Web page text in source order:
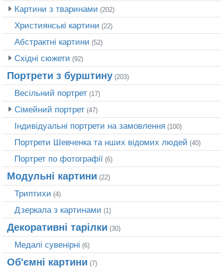
Картини з тваринами (202)
Християнські картини (22)
Абстрактні картини (52)
Східні сюжети (92)
Портрети з бурштину (203)
Весільний портрет (17)
Сімейний портрет (47)
Індивідуальні портрети на замовлення (100)
Портрети Шевченка та нших відомих людей (40)
Портрет по фотографії (6)
Модульні картини (22)
Триптихи (4)
Дзеркала з картинами (1)
Декоративні тарілки (30)
Медалі сувенірні (6)
Об'ємні картини (7)